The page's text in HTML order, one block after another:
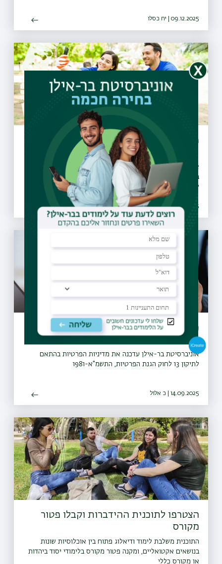
09.12.2025 | יח כסלו
פרויקט ההתנדבות בקהילה לשנת תשפ"ו
אוניברסיטת בר-אילן מעודדת פעילות התנדבותית למען החברה
בישראל. פרויקט ההתנדבות מיועד לסטודנטים ולסטודנטיות
לתואר ראשון ומאפשר להתנדב בעמותות שונות. ההתנדבות היא
08.12.2025 | יז כסלו
מדיניות הפרטיות
אוניברסיטת בר-אילן עדכנה את מדיניות הפרטיות בהתאם
לתיקון 13 לחוק הגנת הפרטיות, התשמ"א-1981
14.09.2025 | כ אלול
הצטרפו לתוכנית ההידברות וקבלו פטור
מקורס
התוכנית משלבת לימוד ודיאלוג פתוח בין אוכלוסיות שונות
בנושאים אקטואליים, ומקנה פטור מקורס בלימודי יסוד ביהדות
או מקורס כללי